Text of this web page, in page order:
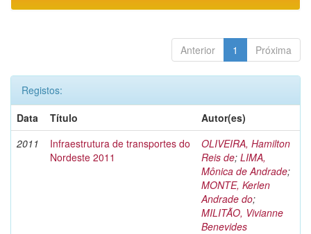
Anterior 1 Próxima
Registos:
Data
Título
Autor(es)
2011
Infraestrutura de transportes do
Nordeste 2011
OLIVEIRA, Hamilton
Reis de; LIMA,
Mônica de Andrade;
MONTE, Kerlen
Andrade do;
MILITÃO, Vivianne
Benevides